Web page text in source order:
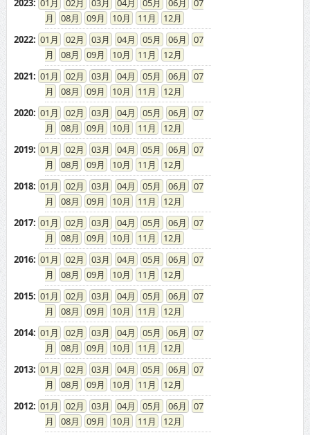
2023: 01 02 03 04 05 06
07
08
09 10 11
12
2022: 01 02 03 04 05 06
07
08
09 10 11
12
2021: 01 02 03 04 05 06
07
08
09 10 11
12
2020: 01 02 03 04 05 06
07
08
09 10 11
12
2019: 01 02 03 04 05 06
07
08
09 10 11
12
2018: 01 02 03 04 05 06
07
08
09 10 11
12
2017: 01 02 03 04 05 06
07
08
09 10 11
12
2016: 01 02 03 04 05 06
07
08
09 10 11
12
2015: 01 02 03 04 05 06
07
08
09 10 11
12
2014: 01 02 03 04 05 06
07
08
09 10 11
12
2013: 01 02 03 04 05 06
07
08
09 10 11
12
2012: 01 02 03 04 05 06
07
08
09 10 11
12